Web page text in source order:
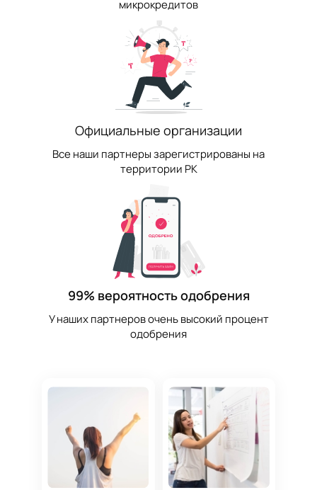
микрокредитов
Официальные организации
Все наши партнеры зарегистрированы на
территории РК
99% вероятность одобрения
У наших партнеров очень высокий процент
одобрения